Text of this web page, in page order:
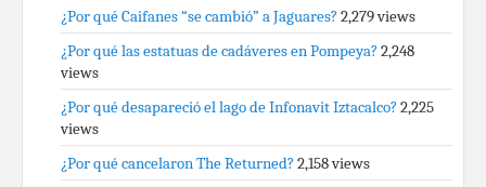
¿Por qué Caifanes “se cambió” a Jaguares? 2,279 views
¿Por qué las estatuas de cadáveres en Pompeya? 2,248
views
¿Por qué desapareció el lago de Infonavit Iztacalco? 2,225
views
¿Por qué cancelaron The Returned? 2,158 views